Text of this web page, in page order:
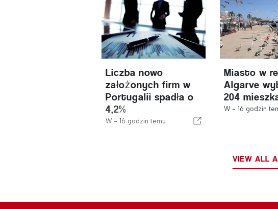
Liczba nowo
założonych firm w
Portugalii spadła o
4,2%
W -16 godzin temu
Miasto w
Algarve
204
W -16 godzin
VIEW ALL